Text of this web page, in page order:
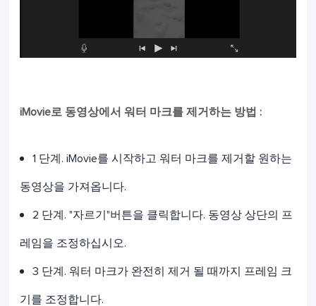
iMovie로 동영상에서 워터 마크를 제거하는 방법 :
1 단계. iMovie를 시작하고 워터 마크를 제거할 원하는
동영상을 가져옵니다.
2 단계. "자르기"버튼을 클릭합니다. 동영상 상단의 프
레임을 조정하십시오.
3 단계. 워터 마크가 완전히 제거 될 때까지 프레임 크
기를 조정합니다.